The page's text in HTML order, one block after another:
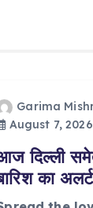
Garima
August 7, 2026
दिल्ली
का